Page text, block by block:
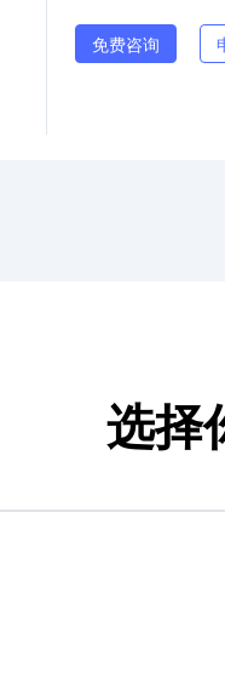
免费咨询
选择